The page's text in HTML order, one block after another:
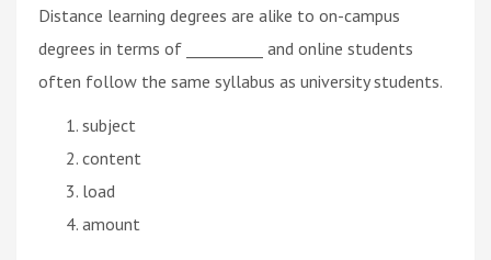
Distance learning degrees are alike to on-campus
degrees in terms of __________ and online students
often follow the same syllabus as university students.
subject
content
load
amount